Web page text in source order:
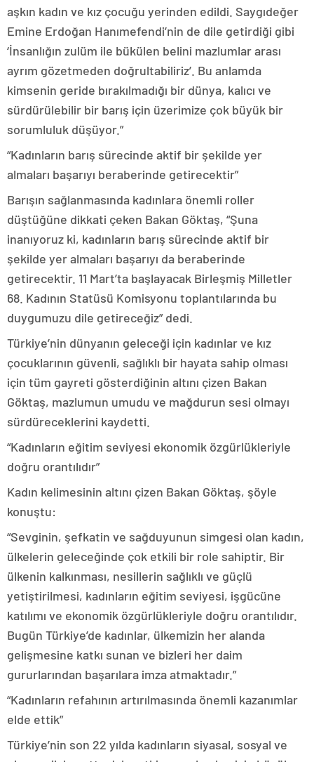
aşkın kadın ve kız çocuğu yerinden edildi. Saygıdeğer
Emine Erdoğan Hanımefendi’nin de dile getirdiği gibi
‘İnsanlığın zulüm ile bükülen belini mazlumlar arası
ayrım gözetmeden doğrultabiliriz’. Bu anlamda
kimsenin geride bırakılmadığı bir dünya, kalıcı ve
sürdürülebilir bir barış için üzerimize çok büyük bir
sorumluluk düşüyor.”
“Kadınların barış sürecinde aktif bir şekilde yer
almaları başarıyı beraberinde getirecektir”
Barışın sağlanmasında kadınlara önemli roller
düştüğüne dikkati çeken Bakan Göktaş, “Şuna
inanıyoruz ki, kadınların barış sürecinde aktif bir
şekilde yer almaları başarıyı da beraberinde
getirecektir. 11 Mart’ta başlayacak Birleşmiş Milletler
68. Kadının Statüsü Komisyonu toplantılarında bu
duygumuzu dile getireceğiz” dedi.
Türkiye’nin dünyanın geleceği için kadınlar ve kız
çocuklarının güvenli, sağlıklı bir hayata sahip olması
için tüm gayreti gösterdiğinin altını çizen Bakan
Göktaş, mazlumun umudu ve mağdurun sesi olmayı
sürdüreceklerini kaydetti.
“Kadınların eğitim seviyesi ekonomik özgürlükleriyle
doğru orantılıdır”
Kadın kelimesinin altını çizen Bakan Göktaş, şöyle
konuştu:
“Sevginin, şefkatin ve sağduyunun simgesi olan kadın,
ülkelerin geleceğinde çok etkili bir role sahiptir. Bir
ülkenin kalkınması, nesillerin sağlıklı ve güçlü
yetiştirilmesi, kadınların eğitim seviyesi, işgücüne
katılımı ve ekonomik özgürlükleriyle doğru orantılıdır.
Bugün Türkiye’de kadınlar, ülkemizin her alanda
gelişmesine katkı sunan ve bizleri her daim
gururlarından başarılara imza atmaktadır.”
“Kadınların refahının artırılmasında önemli kazanımlar
elde ettik”
Türkiye’nin son 22 yılda kadınların siyasal, sosyal ve